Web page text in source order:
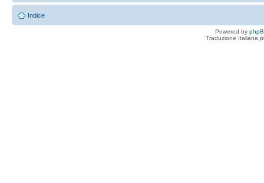
Indice
Powered by
Traduzione Italiana